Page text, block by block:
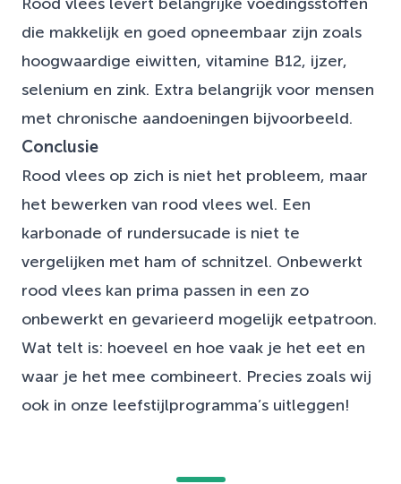
Rood vlees levert belangrijke voedingsstoffen
die makkelijk en goed opneembaar zijn zoals
hoogwaardige eiwitten, vitamine B12, ijzer,
selenium en zink. Extra belangrijk voor mensen
met chronische aandoeningen bijvoorbeeld.
Conclusie
Rood vlees op zich is niet het probleem, maar
het bewerken van rood vlees wel. Een
karbonade of rundersucade is niet te
vergelijken met ham of schnitzel. Onbewerkt
rood vlees kan prima passen in een zo
onbewerkt en gevarieerd mogelijk eetpatroon.
Wat telt is: hoeveel en hoe vaak je het eet en
waar je het mee combineert. Precies zoals wij
ook in onze leefstijlprogramma’s uitleggen!